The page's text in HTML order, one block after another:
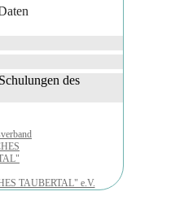
des
TAUBERTAL" e.V.